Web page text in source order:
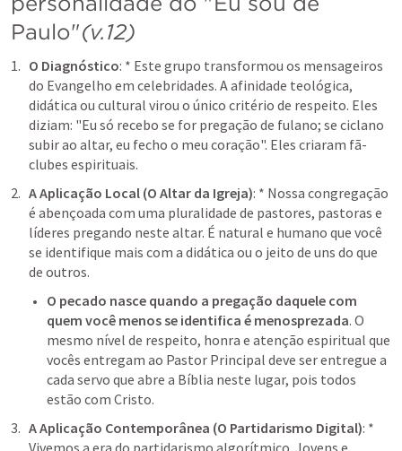
Paulo"(v.12)
O Diagnóstico: * Este grupo transformou os mensageiros
do Evangelho em celebridades. A afinidade teológica,
didática ou cultural virou o único critério de respeito. Eles
diziam: "Eu só recebo se for pregação de fulano; se ciclano
subir ao altar, eu fecho o meu coração". Eles criaram fã-
clubes espirituais.
A Aplicação Local (O Altar da Igreja): * Nossa congregação
é abençoada com uma pluralidade de pastores, pastoras e
líderes pregando neste altar. É natural e humano que você
se identifique mais com a didática ou o jeito de uns do que
de outros.
O pecado nasce quando a pregação daquele com
quem você menos se identifica é menosprezada. O
mesmo nível de respeito, honra e atenção espiritual que
vocês entregam ao Pastor Principal deve ser entregue a
cada servo que abre a Bíblia neste lugar, pois todos
estão com Cristo.
A Aplicação Contemporânea (O Partidarismo Digital): *
Vivemos a era do partidarismo algorítmico. Jovens e